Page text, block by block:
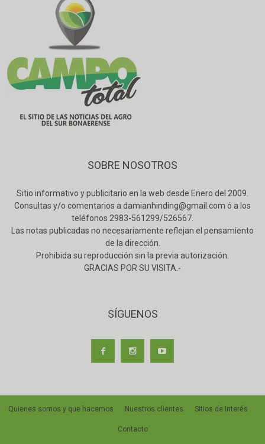
SOBRE NOSOTROS
Sitio informativo y publicitario en la web desde Enero del 2009.
Consultas y/o comentarios a damianhinding@gmail.com ó a los
teléfonos 2983-561299/526567.
Las notas publicadas no necesariamente reflejan el pensamiento
de la dirección.
Prohibida su reproducción sin la previa autorización.
GRACIAS POR SU VISITA.-
SÍGUENOS
Quienes somos y que hacemos Nuestros clientes Sitios de Interés
Contacto